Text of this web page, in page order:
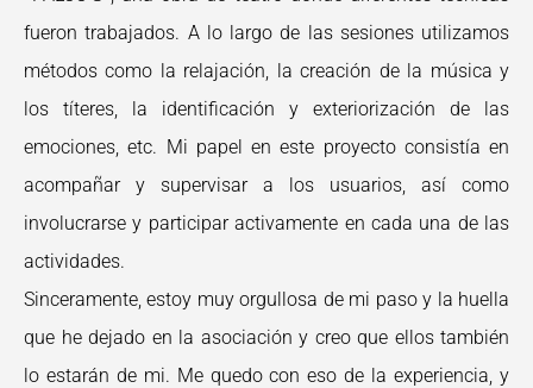
fueron trabajados. A lo largo de las sesiones utilizamos
métodos como la relajación, la creación de la música y
los títeres, la identificación y exteriorización de las
emociones, etc. Mi papel en este proyecto consistía en
acompañar y supervisar a los usuarios, así como
involucrarse y participar activamente en cada una de las
actividades.
Sinceramente, estoy muy orgullosa de mi paso y la huella
que he dejado en la asociación y creo que ellos también
lo estarán de mi. Me quedo con eso de la experiencia, y